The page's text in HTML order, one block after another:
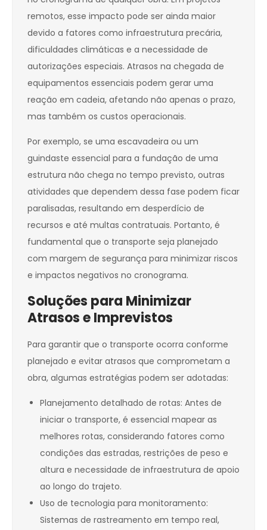
remotos, esse impacto pode ser ainda maior
devido a fatores como infraestrutura precária,
dificuldades climáticas e a necessidade de
autorizações especiais. Atrasos na chegada de
equipamentos essenciais podem gerar uma
reação em cadeia, afetando não apenas o prazo,
mas também os custos operacionais.
Por exemplo, se uma escavadeira ou um
guindaste essencial para a fundação de uma
estrutura não chega no tempo previsto, outras
atividades que dependem dessa fase podem ficar
paralisadas, resultando em desperdício de
recursos e até multas contratuais. Portanto, é
fundamental que o transporte seja planejado
com margem de segurança para minimizar riscos
e impactos negativos no cronograma.
Soluções para Minimizar
Atrasos e Imprevistos
Para garantir que o transporte ocorra conforme
planejado e evitar atrasos que comprometam a
obra, algumas estratégias podem ser adotadas:
Planejamento detalhado de rotas: Antes de
iniciar o transporte, é essencial mapear as
melhores rotas, considerando fatores como
condições das estradas, restrições de peso e
altura e necessidade de infraestrutura de apoio
ao longo do trajeto.
Uso de tecnologia para monitoramento:
Sistemas de rastreamento em tempo real,